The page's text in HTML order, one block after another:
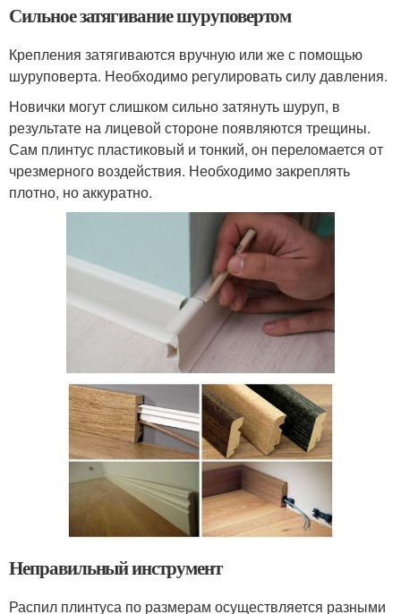
Сильное затягивание шуруповертом
Крепления затягиваются вручную или же с помощью
шуруповерта. Необходимо регулировать силу давления.
Новички могут слишком сильно затянуть шуруп, в
результате на лицевой стороне появляются трещины.
Сам плинтус пластиковый и тонкий, он переломается от
чрезмерного воздействия. Необходимо закреплять
плотно, но аккуратно.
Неправильный инструмент
Распил плинтуса по размерам осуществляется разными